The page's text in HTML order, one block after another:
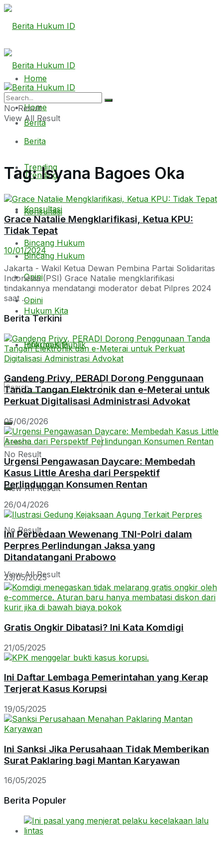
Home
Berita
Trending
Konsultasi
Bincang Hukum
Opini
Hukum Kita
Informasi Publik
No Result
View All Result
Home
Berita
Trending
Konsultasi
Bincang Hukum
Opini
Hukum Kita
Informasi Publik
No Result
View All Result
No Result
View All Result
Tag:Isyana Bagoes Oka
Grace Natalie Mengklarifikasi, Ketua KPU:
Tidak Tepat
10/01/2024
Jakarta - Wakil Ketua Dewan Pembina Partai Solidaritas
Indonesia (PSI) Grace Natalie mengklarifikasi
tindakannya mendatangi moderator debat Pilpres 2024
saat ...
Berita Terkini
Gandeng Privy, PERADI Dorong Penggunaan
Tanda Tangan Elektronik dan e-Meterai untuk
Perkuat Digitalisasi Administrasi Advokat
05/06/2026
Urgensi Pengawasan Daycare: Membedah
Kasus Little Aresha dari Perspektif
Perlindungan Konsumen Rentan
26/04/2026
Ini Perbedaan Wewenang TNI-Polri dalam
Perpres Perlindungan Jaksa yang
Ditandatangani Prabowo
23/05/2025
Gratis Ongkir Dibatasi? Ini Kata Komdigi
21/05/2025
Ini Daftar Lembaga Pemerintahan yang Kerap
Terjerat Kasus Korupsi
19/05/2025
Ini Sanksi Jika Perusahaan Tidak Memberikan
Surat Paklaring bagi Mantan Karyawan
16/05/2025
Berita Populer